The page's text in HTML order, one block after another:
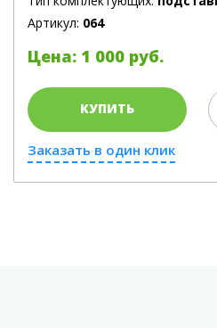
Артикул: 064
Цена: 1 000 руб.
КУПИТЬ
Заказать в один клик